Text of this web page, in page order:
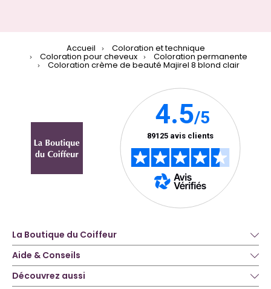
Accueil Coloration et technique
Coloration pour cheveux Coloration permanente
Coloration crème de beauté Majirel 8 blond clair
La Boutique du Coiffeur
Aide & Conseils
Découvrez aussi